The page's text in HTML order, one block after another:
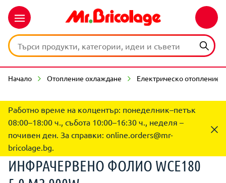
Начало Отопление охлаждане Електрическо отопление
Работно време на колцентър: понеделник–петък
08:00–18:00 ч., събота 10:00–16:30 ч., неделя –
почивен ден. За справки: online.orders@mr-
bricolage.bg.
ИНФРАЧЕРВЕНО ФОЛИО WCE180